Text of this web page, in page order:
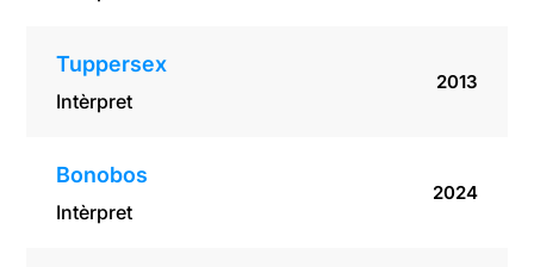
Tuppersex
Intèrpret
2013
Bonobos
Intèrpret
2024